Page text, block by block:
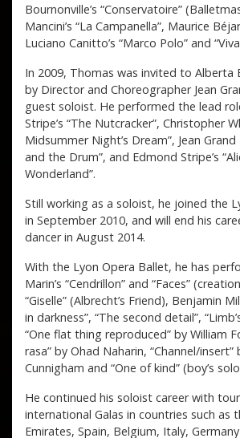
Bournonville’s “Conservatoire”
Mancini’s “La Campanella”, Maurice
Luciano Canitto’s “Marco Polo” and
In 2009, Thomas was invited to Alberta
by Director and Choreographer Jean
guest soloist. He performed the lead
Stripe’s “The Nutcracker”, Christopher
Midsummer Night’s Dream”, Jean Grand
and the Drum”, and Edmond Stripe’s
Wonderland”.
Still working as a soloist, he joined the
in September 2010, and will end his
dancer in August 2014.
With the Lyon Opera Ballet, he has
Marin’s “Cendrillon” and “Faces”
“Giselle” (Albrecht’s Friend), Benjamin
in darkness”, “The second detail”,
“One flat thing reproduced” by William
rasa” by Ohad Naharin, “Channel/insert”
Cunnigham and “One of kind” (boy’s
He continued his soloist career with
international Galas in countries such as
Emirates, Spain, Belgium, Italy,